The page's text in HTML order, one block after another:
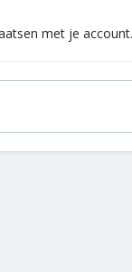
met je account.